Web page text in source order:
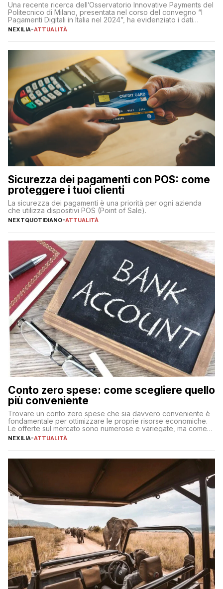
Una recente ricerca dell’Osservatorio Innovative Payments del
Politecnico di Milano, presentata nel corso del convegno “I
Pagamenti Digitali in Italia nel 2024”, ha evidenziato i dati
definitivi del primo semestre 2024 relativamente alle
NEXILIA-ATTUALITÀ
Sicurezza dei pagamenti con POS: come
proteggere i tuoi clienti
La sicurezza dei pagamenti è una priorità per ogni azienda
che utilizza dispositivi POS (Point of Sale).
NEXTQUOTIDIANO-ATTUALITÀ
Conto zero spese: come scegliere quello
più conveniente
Trovare un conto zero spese che sia davvero conveniente è
fondamentale per ottimizzare le proprie risorse economiche.
Le offerte sul mercato sono numerose e variegate, ma come
individuare quella più adatta alle proprie esigenze senza
sul […]
NEXILIA-ATTUALITÀ